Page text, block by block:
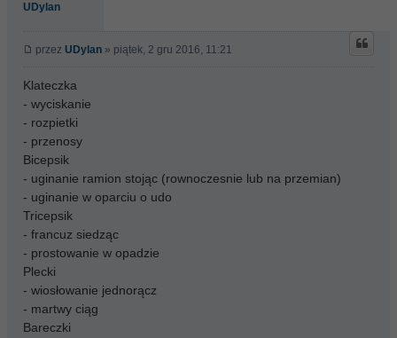
UDylan
przez UDylan » piątek, 2 gru 2016, 11:21
Klateczka
- wyciskanie
- rozpietki
- przenosy
Bicepsik
- uginanie ramion stojąc (rownoczesnie lub na przemian)
- uginanie w oparciu o udo
Tricepsik
- francuz siedząc
- prostowanie w opadzie
Plecki
- wiosłowanie jednorącz
- martwy ciąg
Bareczki